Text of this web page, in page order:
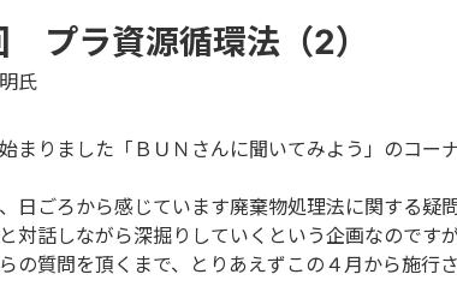
プラ資源循環法（2）
氏
まりました「ＢＵＮさんに聞いてみよう」のコーナ
日ごろから感じています廃棄物処理法に関する疑
対話しながら深掘りしていくという企画なのですが
の質問を頂くまで、とりあえずこの４月から施行